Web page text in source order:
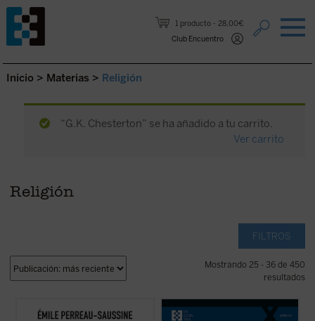
1 producto
28,00€
Club Encuentro
Saltar al contenido.
Inicio > Materias > Religión
“G.K. Chesterton” se ha añadido a tu carrito.
Ver carrito
Religión
FILTROS
Mostrando 25 - 36 de 450
resultados
Catolicismo y democracia
evolución del pensamiento político católico
En este libro lúcido y provocador, Luigi
Giussani se adentra en la cuestión decisiva